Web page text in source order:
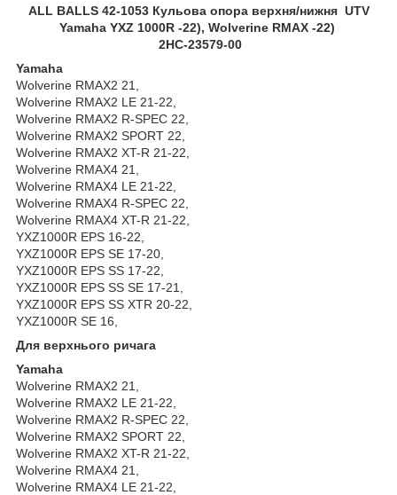
ALL BALLS 42-1053 Кульова опора верхня/нижня UTV
Yamaha YXZ 1000R -22), Wolverine RMAX -22)
2HC-23579-00
Yamaha
Wolverine RMAX2 21,
Wolverine RMAX2 LE 21-22,
Wolverine RMAX2 R-SPEC 22,
Wolverine RMAX2 SPORT 22,
Wolverine RMAX2 XT-R 21-22,
Wolverine RMAX4 21,
Wolverine RMAX4 LE 21-22,
Wolverine RMAX4 R-SPEC 22,
Wolverine RMAX4 XT-R 21-22,
YXZ1000R EPS 16-22,
YXZ1000R EPS SE 17-20,
YXZ1000R EPS SS 17-22,
YXZ1000R EPS SS SE 17-21,
YXZ1000R EPS SS XTR 20-22,
YXZ1000R SE 16,
Для верхнього ричага
Yamaha
Wolverine RMAX2 21,
Wolverine RMAX2 LE 21-22,
Wolverine RMAX2 R-SPEC 22,
Wolverine RMAX2 SPORT 22,
Wolverine RMAX2 XT-R 21-22,
Wolverine RMAX4 21,
Wolverine RMAX4 LE 21-22,